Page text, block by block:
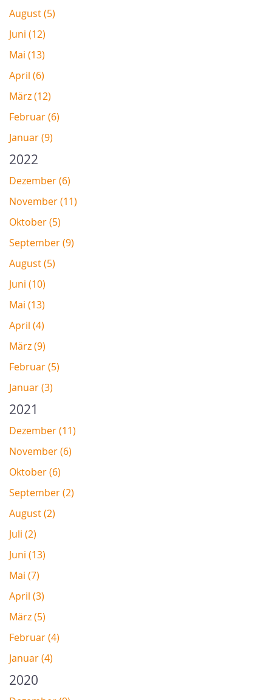
August (5)
Juni (12)
Mai (13)
April (6)
März (12)
Februar (6)
Januar (9)
2022
Dezember (6)
November (11)
Oktober (5)
September (9)
August (5)
Juni (10)
Mai (13)
April (4)
März (9)
Februar (5)
Januar (3)
2021
Dezember (11)
November (6)
Oktober (6)
September (2)
August (2)
Juli (2)
Juni (13)
Mai (7)
April (3)
März (5)
Februar (4)
Januar (4)
2020